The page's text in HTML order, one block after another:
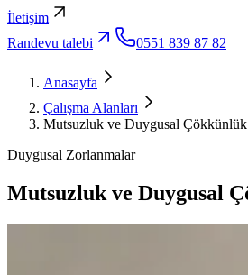
İletişim
Randevu talebi
0551 839 87 82
Anasayfa
Çalışma Alanları
Mutsuzluk ve Duygusal Çökkünlük
Duygusal Zorlanmalar
Mutsuzluk ve Duygusal